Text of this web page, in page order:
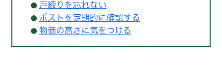
戸締りを忘れない
ポストを定期的に確認する
物価の高さに気をつける